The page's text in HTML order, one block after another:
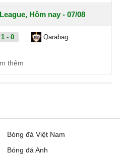
Hôm nay - 07/08
1 - 0 Qarabag
1 - 3
1 - 0 Gyori ETO
thêm
Bóng đá Việt Nam
Bóng đá Anh